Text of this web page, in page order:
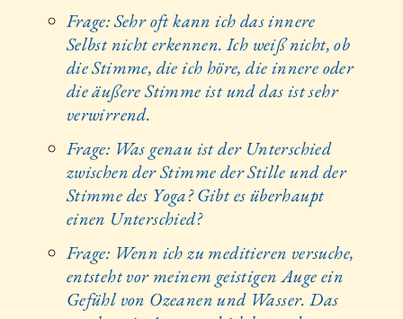
Frage: Sehr oft kann ich das innere
Selbst nicht erkennen. Ich weiß nicht, ob
die Stimme, die ich höre, die innere oder
die äußere Stimme ist und das ist sehr
verwirrend.
Frage: Was genau ist der Unterschied
zwischen der Stimme der Stille und der
Stimme des Yoga? Gibt es überhaupt
einen Unterschied?
Frage: Wenn ich zu meditieren versuche,
entsteht vor meinem geistigen Auge ein
Gefühl von Ozeanen und Wasser. Das